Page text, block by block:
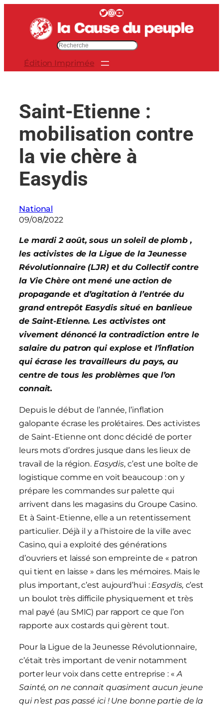
contenu
Twitter InstagramYouTube
c
e
r
Édition Imprimée
Saint-Etienne :
mobilisation contre
la vie chère à
Easydis
National
09/08/2022
Le mardi 2 août, sous un soleil de plomb ,
les activistes de la Ligue de la Jeunesse
Révolutionnaire (LJR) et du Collectif contre
la Vie Chère ont mené une action de
propagande et d’agitation à l’entrée du
grand entrepôt Easydis situé en banlieue
de Saint-Etienne. Les activistes ont
vivement dénoncé la contradiction entre le
salaire du patron qui explose et l’inflation
qui écrase les travailleurs du pays, au
centre de tous les problèmes que l’on
connait.
Depuis le début de l’année, l’inflation
galopante écrase les prolétaires. Des activistes
de Saint-Etienne ont donc décidé de porter
leurs mots d’ordres jusque dans les lieux de
travail de la région. Easydis, c’est une boîte de
logistique comme en voit beaucoup : on y
prépare les commandes sur palette qui
arrivent dans les magasins du Groupe Casino.
Et à Saint-Etienne, elle a un retentissement
particulier. Déjà il y a l’histoire de la ville avec
Casino, qui a exploité des générations
d’ouvriers et laissé son empreinte de « patron
qui tient en laisse » dans les mémoires. Mais le
plus important, c’est aujourd’hui : Easydis, c’est
un boulot très difficile physiquement et très
mal payé (au SMIC) par rapport ce que l’on
rapporte aux costards qui gèrent tout.
Pour la Ligue de la Jeunesse Révolutionnaire,
c’était très important de venir notamment
porter leur voix dans cette entreprise : «A
Sainté, on ne connait quasiment aucun jeune
qui n’est pas passé ici ! Une bonne partie de la